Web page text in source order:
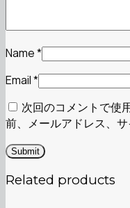
Name*
Email*
次回のコメントで使
前、メールアドレス、サ
Related products